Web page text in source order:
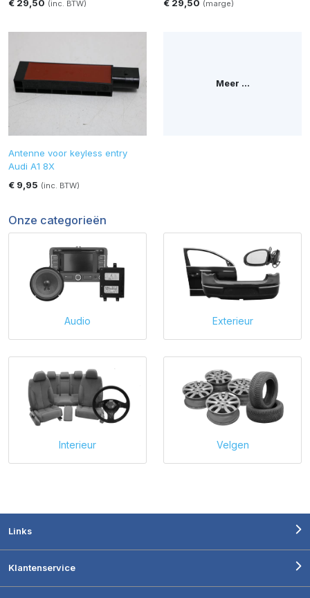
€ 29,50 (inc. BTW)
€ 29,50 (marge)
Antenne voor keyless entry
Audi A1 8X
€ 9,95 (inc. BTW)
Meer ...
Onze categorieën
Audio Exterieur
Interieur Velgen
Links
Klantenservice